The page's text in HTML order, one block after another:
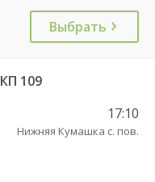
Выбрать
109
17:10
Нижняя Кумашка с. пов.